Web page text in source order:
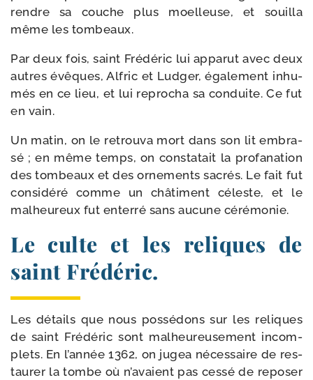
rendre sa couche plus moel­leuse, et souilla
même les tombeaux.
Par deux fois, saint Frédéric lui appa­rut avec deux
autres évêques, Alfric et Ludger, éga­le­ment inhu­
més en ce lieu, et lui repro­cha sa conduite. Ce fut
en vain.
Un matin, on le retrou­va mort dans son lit embra­
sé ; en même temps, on consta­tait la pro­fa­na­tion
des tom­beaux et des orne­ments sacrés. Le fait fut
consi­dé­ré comme un châ­ti­ment céleste, et le
mal­heureux fut enter­ré sans aucune cérémonie.
Le culte et les reliques de
saint Frédéric.
Les détails que nous pos­sé­dons sur les reliques
de saint Frédéric sont mal­heu­reu­se­ment incom­
plets. En l’année 1362, on jugea néces­saire de res­
tau­rer la tombe où n’avaient pas ces­sé de repo­ser